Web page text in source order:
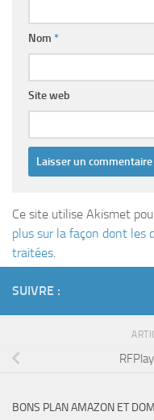
Nom *
Site web
Ce site utilise Akismet
plus sur la façon dont les
traitées.
SUIVRE :
BONS PLAN AMAZON ET